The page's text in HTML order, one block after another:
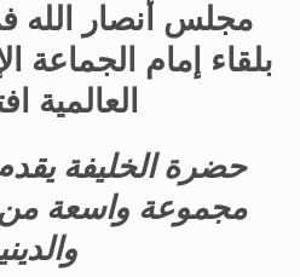
مجلس أنصار الله
بلقاء إمام الجماعة
العالمية
حضرة الخليفة
مجموعة واسعة من